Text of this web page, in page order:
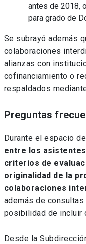
antes de 2018,
para grado de
Se subrayó además
colaboraciones
alianzas con
cofinanciamiento o
respaldados
Preguntas
Durante el espacio
entre los
criterios de
originalidad de la
colaboraciones
además de
posibilidad de incluir
Desde la